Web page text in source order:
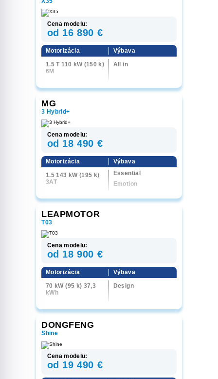
Cena modelu:
od 16 890 €
Motorizácia
1.5 T 110 kW (150 k)
6M
Výbava
All in
MG
3 Hybrid+
Cena modelu:
od 18 490 €
Motorizácia
1.5 143 kW (195 k)
3AT
Výbava
Essential
Emotion
LEAPMOTOR
T03
Cena modelu:
od 18 900 €
Motorizácia
70 kW (95 k) 37,3
kWh
Výbava
Design
DONGFENG
Shine
Cena modelu:
od 19 490 €